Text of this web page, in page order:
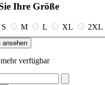
Ihre Größe
S M L XL 2XL
ansehen
verfügbar